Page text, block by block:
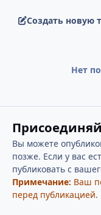
Создать новую
Нет
Вы можете
позже. Если у вас
публиковать с
Примечание: Ваш
перед публикацией.